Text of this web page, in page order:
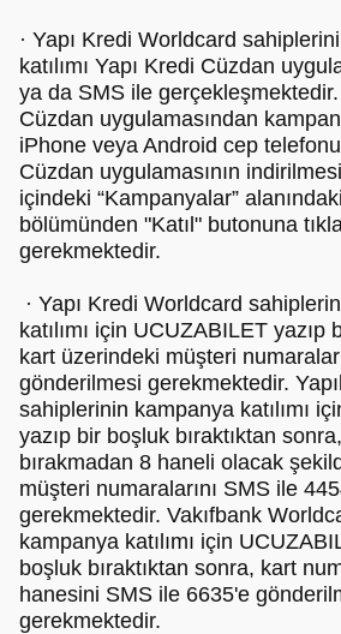
· Yapı Kredi Worldcard
katılımı Yapı Kredi Cüzdan
ya da SMS ile gerçekleşmektedir.
Cüzdan uygulamasından
iPhone veya Android cep
Cüzdan uygulamasının
içindeki “Kampanyalar”
bölümünden "Katıl" butonuna
gerekmektedir.
· Yapı Kredi Worldcard
katılımı için UCUZABILET yazıp
kart üzerindeki müşteri
gönderilmesi gerekmektedir.
sahiplerinin kampanya katılımı
yazıp bir boşluk bıraktıktan
bırakmadan 8 haneli olacak
müşteri numaralarını SMS ile
gerekmektedir. Vakıfbank
kampanya katılımı için
boşluk bıraktıktan sonra, kart
hanesini SMS ile 6635'e
gerekmektedir.